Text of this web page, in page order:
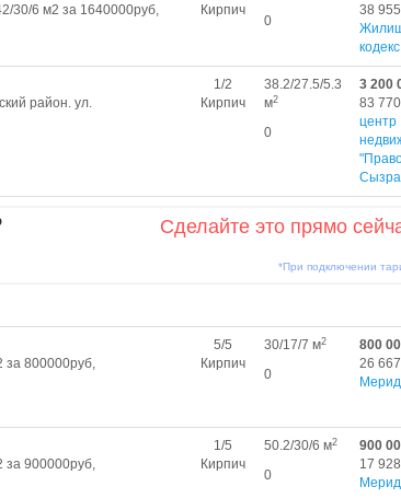
30/6 м2 за 1640000руб,
Кирпич
0
38
кодекс
район. ул.
1/2
Кирпич
38.2/27.5/5.3
м2
0
3 200
83
центр
Сделайте это прямо
*При подключении
за 800000руб,
5/5
Кирпич
30/17/7 м2
0
800
26
за 900000руб,
1/5
Кирпич
50.2/30/6 м2
0
900
17